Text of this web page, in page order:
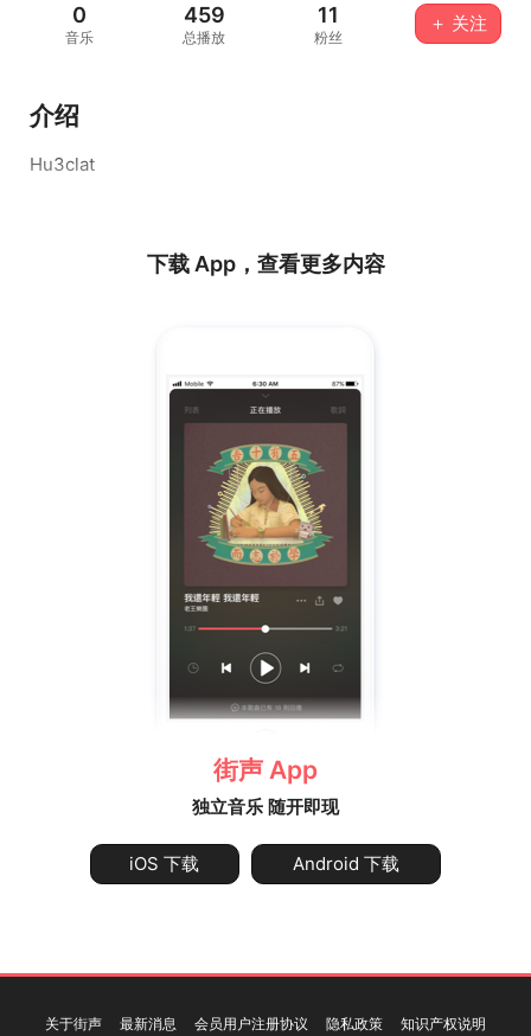
0
音乐
459
总播放
11
粉丝
＋ 关注
介绍
Hu3clat
下载 App，查看更多内容
街声 App
独立音乐 随开即现
iOS 下载 Android 下载
关于街声 最新消息 会员用户注册协议 隐私政策 知识产权说明